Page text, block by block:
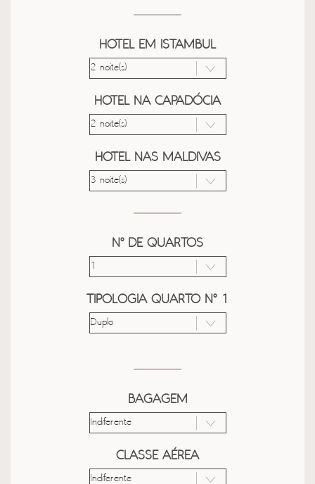
HOTEL EM ISTAMBUL
HOTEL NA CAPADÓCIA
HOTEL NAS MALDIVAS
Nº DE QUARTOS
TIPOLOGIA QUARTO Nº 1
BAGAGEM
CLASSE AÉREA